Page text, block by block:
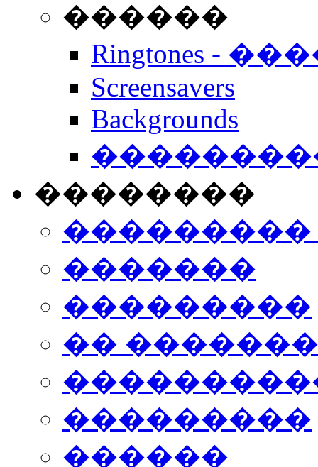
������
Ringtones -
Screensavers
Backgrounds
��������
���������
�������
���������
��
���������
������